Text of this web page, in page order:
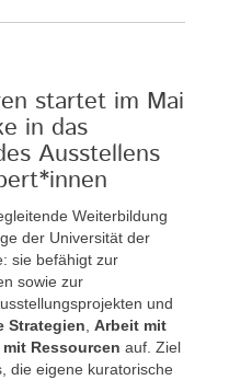
startet im Mai
in das
Ausstellens
Weiterbildung
der Universität der
sie befähigt zur
sowie zur
und
Strategien Arbeit mit
Ressourcen auf. Ziel
die eigene kuratorische